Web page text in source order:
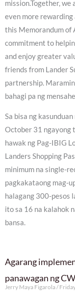
mission.Together,
even more rewarding
this Memorandum of
commitment to
and enjoy greater
friends from Lander
partnership.
bahagi pa ng
Sa bisa ng
October 31 ngayong
hawak ng Pag-IBIG
Landers Shopping
minimum na single-
pagkakataong mag-
halagang 300-pesos
ito sa 16 na kalahok
bansa.
Agarang
panawagan ng
Jerry Maya Figarola